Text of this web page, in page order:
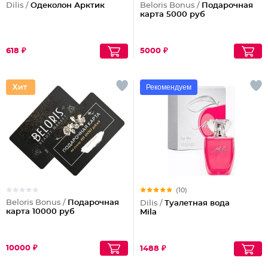
Dilis / Одеколон Арктик
618 ₽
Beloris Bonus / Подарочная
карта 5000 руб
5000 ₽
Beloris Bonus / Подарочная
карта 10000 руб
10000 ₽
Рекомендуем
(10)
Dilis / Туалетная вода
Mila
1488 ₽